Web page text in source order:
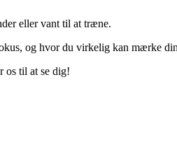
eller vant til at træne.
og hvor du virkelig kan mærke
os til at se dig!